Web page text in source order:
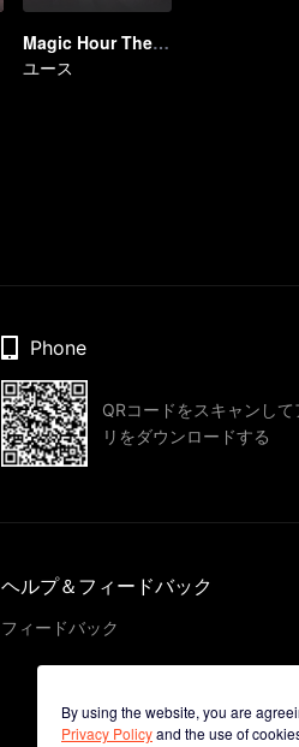
Magic Hour The Series
ユース
By using the website, you are
Privacy Policyand the use of
Phone
QRコードをスキャンして
リをダウンロードする
ヘルプ＆フィードバック
フィードバック